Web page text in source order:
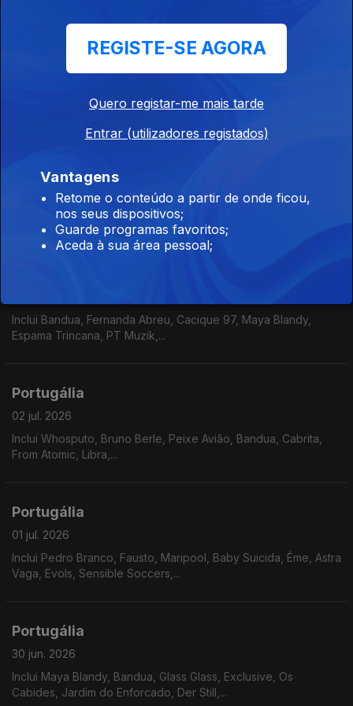
06 jul. 2026
Inclui John Mercy, Ban, Lisa Sereno, Benjamim, Pedro Branco,
Criatura-Dança,...
Inclui Bandua, Fernanda Abreu, Cacique 97, Maya Blandy,
Espama Trincana, PT Muzik,...
Portugália
02 jul. 2026
Inclui Whosputo, Bruno Berle, Peixe Avião, Bandua, Cabrita,
From Atomic, Libra,...
Portugália
01 jul. 2026
Inclui Pedro Branco, Fausto, Maripool, Baby Suicida, Éme, Astra
Vaga, Evols, Sensible Soccers,...
Portugália
30 jun. 2026
Inclui Maya Blandy, Bandua, Glass Glass, Exclusive, Os
Cabides, Jardim do Enforcado, Der Still,...
REGISTE-SE AGORA
Quero registar-me mais tarde
Entrar (utilizadores registados)
Vantagens
Retome o conteúdo a partir de onde ficou,
nos seus dispositivos;
Guarde programas favoritos;
Aceda à sua área pessoal;